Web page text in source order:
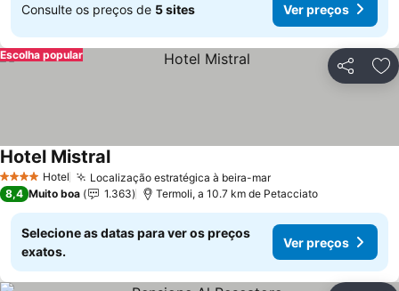
Consulte os preços de 5 sites Ver preços
Partilhar
Escolha popular
4 EstrelasHotel Localização estratégica à beira-marVer preços
Hotel MistralVer preços
8,4 Muito boa 1.363 Termoli, a 10.7 km de Petacciato
Selecione as datas para ver os preços
exatos.
Ver preços